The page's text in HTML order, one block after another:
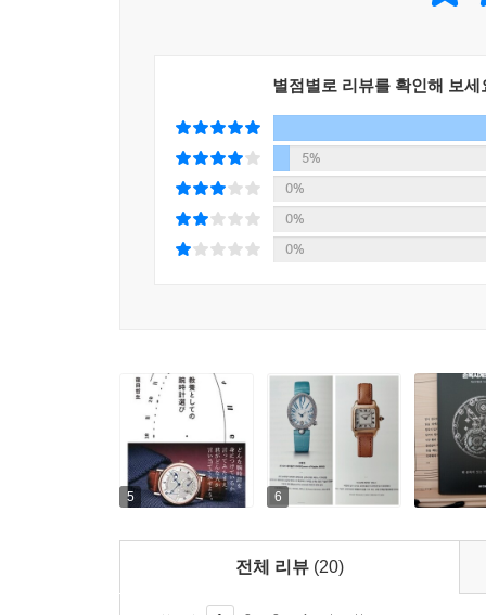
이를 돕기 위해 이 책은 다이얼, 인덱스, 시곗바늘
브레게, 랑에 운트 죄네, 예거 르쿨트르 등 세계적
정보를 담고 있다. 이를 통해 브랜드와 모델을 보
스마트폰이 있는데 굳이 무겁게 시계를 차야
손목시계가 자신의 삶을 풍요롭게 만들어준다면
별점별로 리뷰를 확인해 보세
5%
0%
0%
0%
5 6
전체 리뷰 (20)